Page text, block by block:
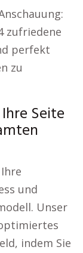
zufriedene
perfekt
zu
Seite
und
Unser
indem Sie